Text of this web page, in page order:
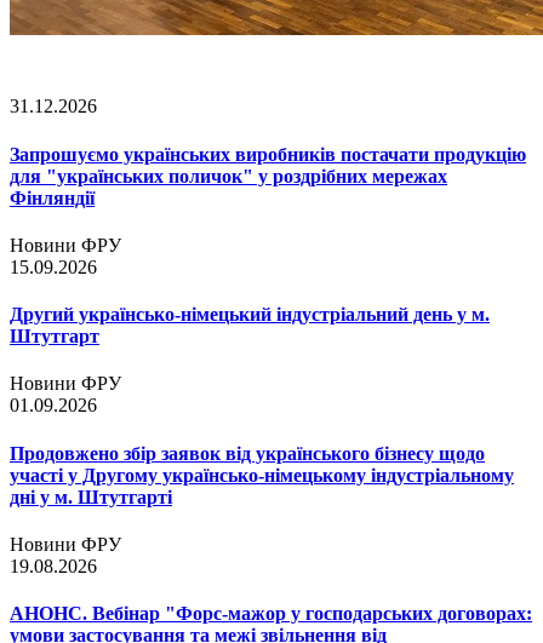
31.12.2026
Запрошуємо українських виробників постачати продукцію
для "українських поличок" у роздрібних мережах
Фінляндії
Новини ФРУ
15.09.2026
Другий українсько-німецький індустріальний день у м.
Штутгарт
Новини ФРУ
01.09.2026
Продовжено збір заявок від українського бізнесу щодо
участі у Другому українсько-німецькому індустріальному
дні у м. Штутгарті
Новини ФРУ
19.08.2026
АНОНС. Вебінар "Форс-мажор у господарських договорах:
умови застосування та межі звільнення від